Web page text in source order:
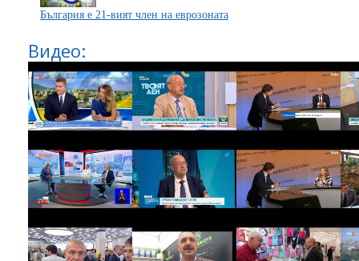
България е 21-вият член на еврозоната
Видео: